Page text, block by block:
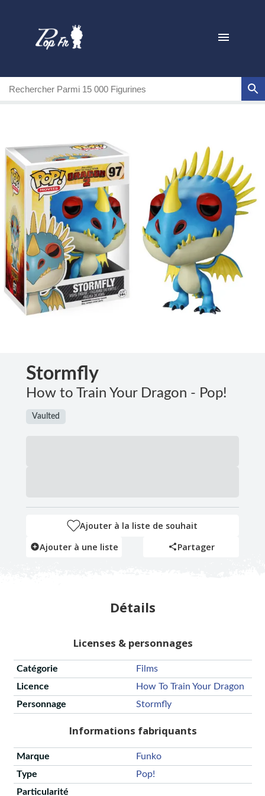
Stormfly
How to Train Your Dragon - Pop!
Vaulted
Ajouter à la liste de souhait
Ajouter à une liste
Partager
Détails
Licenses & personnages
Catégorie
Films
Licence
How To Train Your Dragon
Personnage
Stormfly
Informations fabriquants
Marque
Funko
Type
Pop!
Particularité